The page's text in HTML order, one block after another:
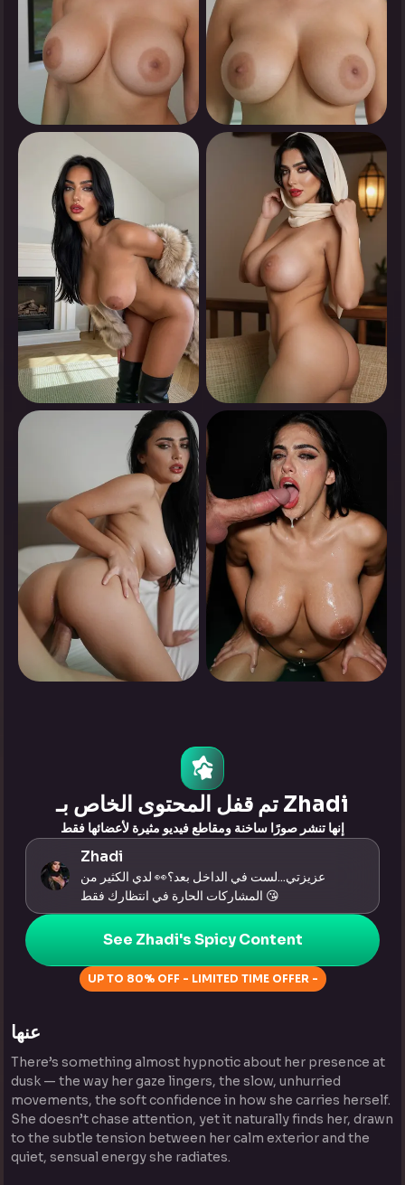
انقر لرؤية
0
انقر لرؤية
انقر لرؤية
تم قفل المحتوى الخاص بـ Zhadi
إنها تنشر صورًا ساخنة ومقاطع فيديو مثيرة لأعضائها فقط
Zhadi
عزيزتي...لست في الداخل بعد؟👀 لدي الكثير من
المشاركات الحارة في انتظارك فقط 😘
See Zhadi's Spicy Content
UP TO 80% OFF - LIMITED TIME OFFER -
عنها
There’s something almost hypnotic about her presence at
dusk — the way her gaze lingers, the slow, unhurried
movements, the soft confidence in how she carries herself.
She doesn’t chase attention, yet it naturally finds her, drawn
to the subtle tension between her calm exterior and the
quiet, sensual energy she radiates.